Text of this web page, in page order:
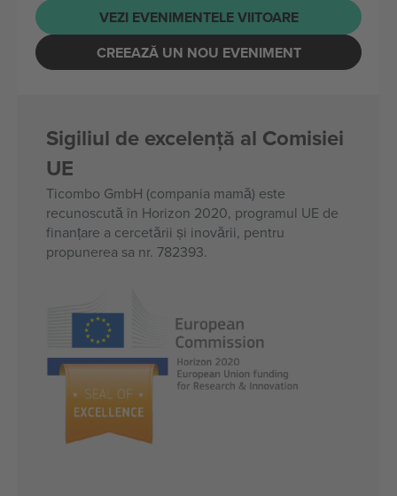
VEZI EVENIMENTELE VIITOARE
CREEAZĂ UN NOU EVENIMENT
Sigiliul de excelență al Comisiei
UE
Ticombo GmbH (compania mamă) este
recunoscută în Horizon 2020, programul UE de
finanțare a cercetării și inovării, pentru
propunerea sa nr. 782393.